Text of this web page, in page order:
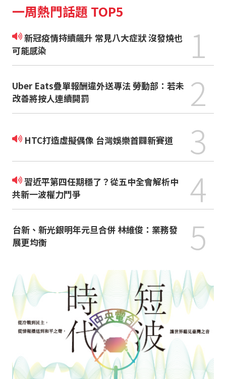
一周熱門話題 TOP5
新冠疫情持續飆升 常見八大症狀 沒發燒也
可能感染
1
Uber Eats疊單報酬違外送專法 勞動部：若未
改善將按人連續開罰
2
HTC打造虛擬偶像 台灣娛樂首闢新賽道 3
習近平第四任期穩了？從五中全會解析中
共新一波權力鬥爭
4
台新、新光銀明年元旦合併 林維俊：業務發
展更均衡
5